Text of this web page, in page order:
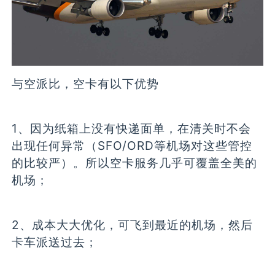
与空派比，空卡有以下优势
1、因为纸箱上没有快递面单，在清关时不会
出现任何异常（SFO/ORD等机场对这些管控
的比较严）。所以空卡服务几乎可覆盖全美的
机场；
2、成本大大优化，可飞到最近的机场，然后
卡车派送过去；